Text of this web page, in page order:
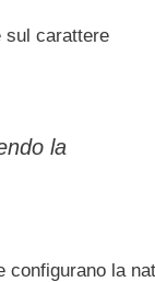
sul carattere
la
configurano la